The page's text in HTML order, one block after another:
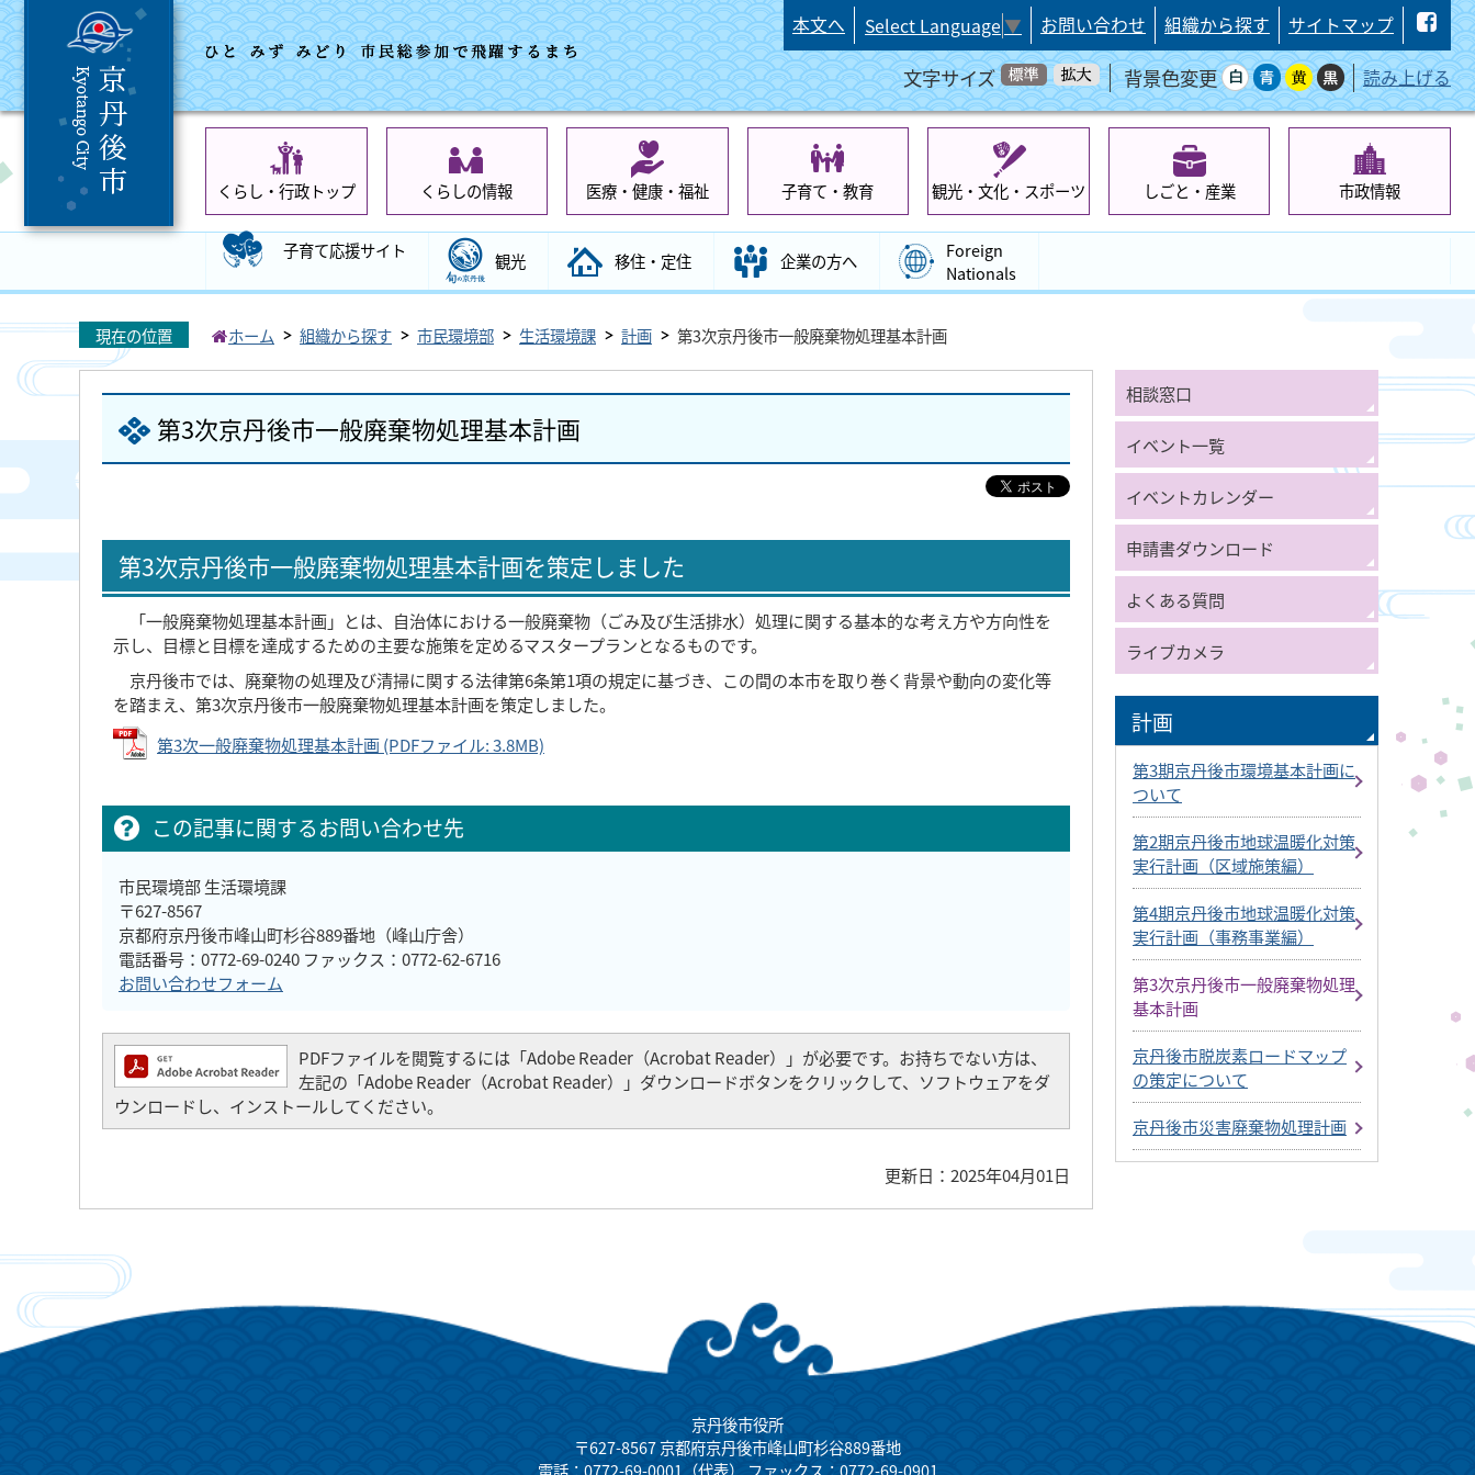
本文へ Select Language▼ お問い合わせ 組織から探す サイトマップ
文字サイズ 背景色変更 読み上げる
くらし・行政トップ くらしの情報 医療・健康・福祉 子育て・教育 観光・文化・スポーツ しごと・産業 市政情報
子育て応援サイト 観光 移住・定住 企業の方へ
Foreign
Nationals
現在の位置 ホーム 組織から探す 市民環境部 生活環境課 計画 第3次京丹後市一般廃棄物処理基本計画
第3次京丹後市一般廃棄物処理基本計画
第3次京丹後市一般廃棄物処理基本計画を策定しました
「一般廃棄物処理基本計画」とは、自治体における一般廃棄物（ごみ及び生活排水）処理に関する基本的な考え方や方向性を
示し、目標と目標を達成するための主要な施策を定めるマスタープランとなるものです。
京丹後市では、廃棄物の処理及び清掃に関する法律第6条第1項の規定に基づき、この間の本市を取り巻く背景や動向の変化等
を踏まえ、第3次京丹後市一般廃棄物処理基本計画を策定しました。
第3次一般廃棄物処理基本計画 (PDFファイル: 3.8MB)
この記事に関するお問い合わせ先
市民環境部 生活環境課
〒627-8567
京都府京丹後市峰山町杉谷889番地（峰山庁舎）
電話番号：0772-69-0240 ファックス：0772-62-6716​​​​​​​
お問い合わせフォーム
PDFファイルを閲覧するには「Adobe Reader（Acrobat Reader）」が必要です。お持ちでない方は、
左記の「Adobe Reader（Acrobat Reader）」ダウンロードボタンをクリックして、ソフトウェアをダ
ウンロードし、インストールしてください。
更新日：2025年04月01日
相談窓口
イベント一覧
イベントカレンダー
申請書ダウンロード
よくある質問
ライブカメラ
計画
第3期京丹後市環境基本計画に
ついて
第2期京丹後市地球温暖化対策
実行計画（区域施策編）
第4期京丹後市地球温暖化対策
実行計画（事務事業編）
第3次京丹後市一般廃棄物処理
基本計画
京丹後市脱炭素ロードマップ
の策定について
京丹後市災害廃棄物処理計画
京丹後市役所
〒627-8567 京都府京丹後市峰山町杉谷889番地
電話：0772-69-0001（代表） ファックス：0772-69-0901